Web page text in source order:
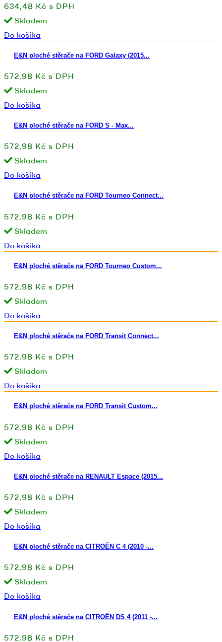
634,48 Kč s DPH
Skladem
Do košíka
E&N ploché stěrače na FORD Galaxy (2015...
572,98 Kč s DPH
Skladem
Do košíka
E&N ploché stěrače na FORD S - Max...
572,98 Kč s DPH
Skladem
Do košíka
E&N ploché stěrače na FORD Tourneo Connect...
572,98 Kč s DPH
Skladem
Do košíka
E&N ploché stěrače na FORD Tourneo Custom...
572,98 Kč s DPH
Skladem
Do košíka
E&N ploché stěrače na FORD Transit Connect...
572,98 Kč s DPH
Skladem
Do košíka
E&N ploché stěrače na FORD Transit Custom...
572,98 Kč s DPH
Skladem
Do košíka
E&N ploché stěrače na RENAULT Espace (2015...
572,98 Kč s DPH
Skladem
Do košíka
E&N ploché stěrače na CITROËN C 4 (2010 -...
572,98 Kč s DPH
Skladem
Do košíka
E&N ploché stěrače na CITROËN DS 4 (2011 -...
572,98 Kč s DPH